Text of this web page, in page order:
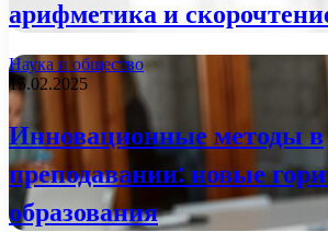
арифметика и
Наука и общество
15.02.2025
Инновационные методы в
преподавании: новые
образования